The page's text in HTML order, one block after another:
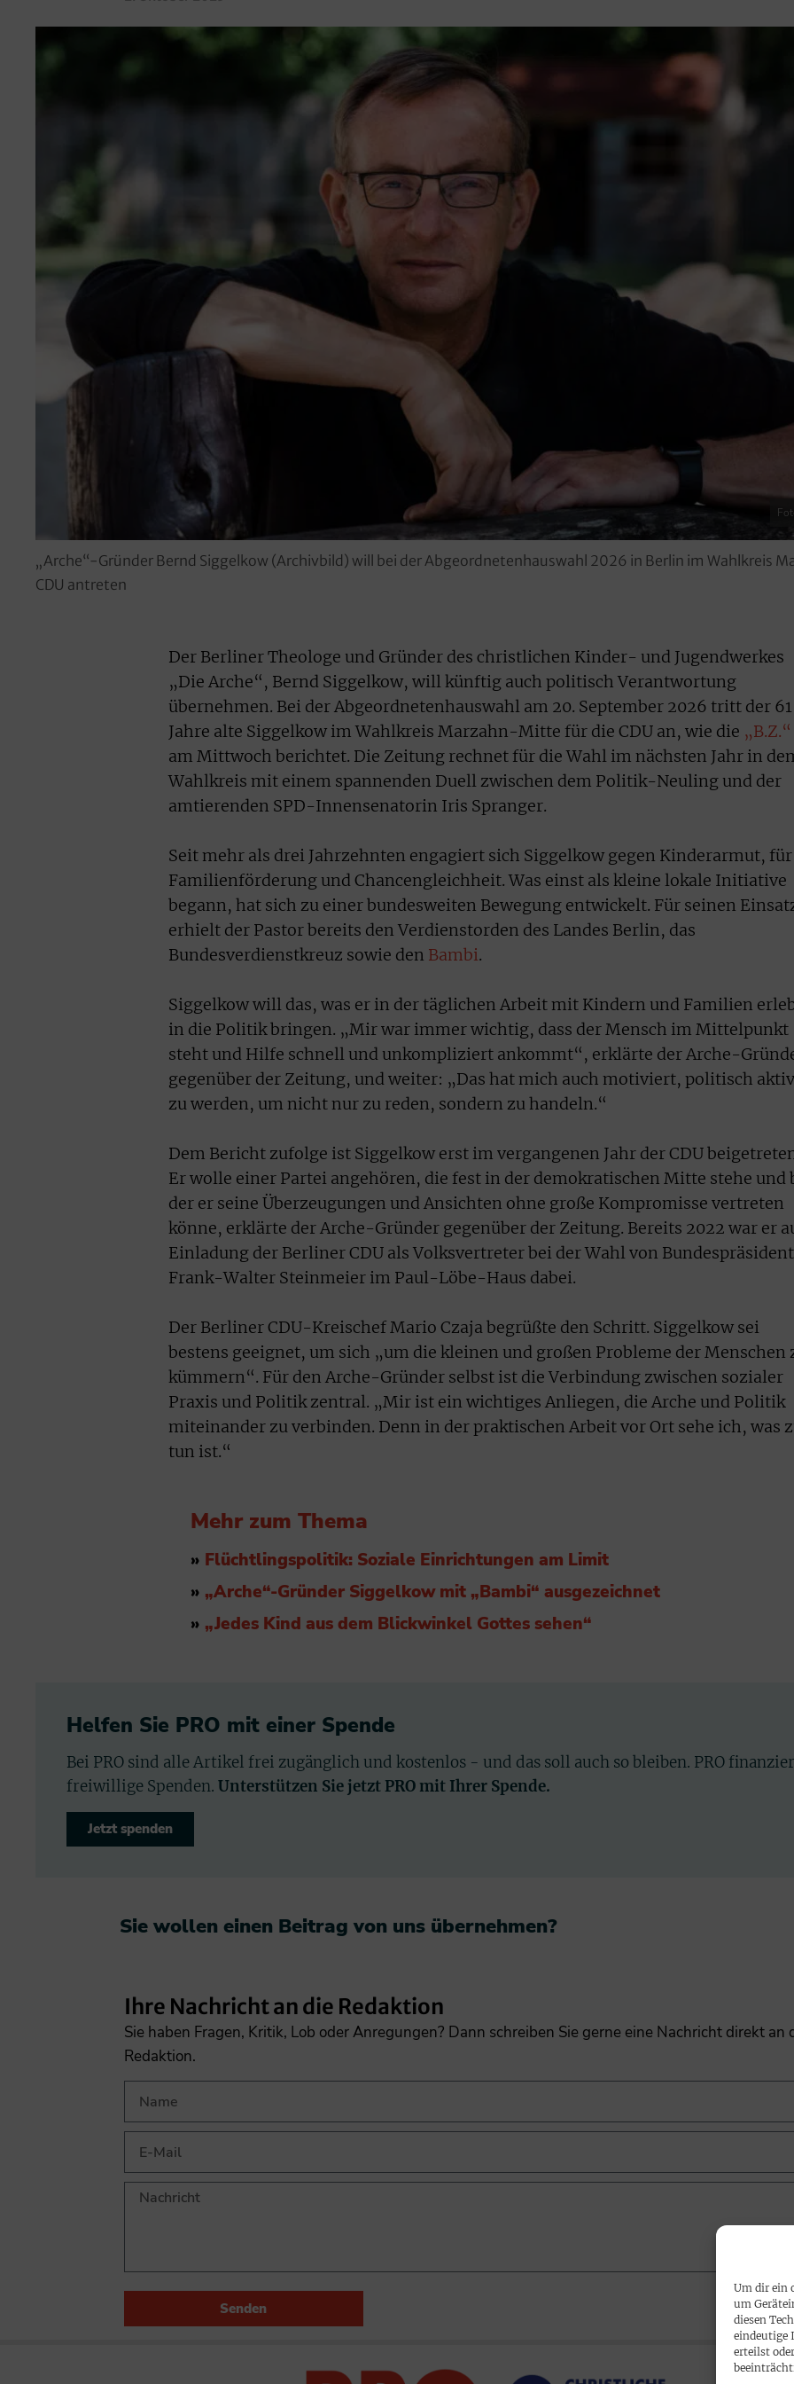
Um dir ein
um
diesen
eindeutige
erteilst
„Arche“-Gründer Bernd Siggelkow (Archivbild) will bei der Abgeordnetenhauswahl 2026 in Berlin im Wahlkreis
CDU antreten
Der Berliner Theologe und Gründer des christlichen Kinder- und Jugendwerkes
„Die Arche“, Bernd Siggelkow, will künftig auch politisch Verantwortung
übernehmen. Bei der Abgeordnetenhauswahl am 20. September 2026 tritt der 61
Jahre alte Siggelkow im Wahlkreis Marzahn-Mitte für die CDU an, wie die „B.Z.“
am Mittwoch berichtet. Die Zeitung rechnet für die Wahl im nächsten Jahr in
Wahlkreis mit einem spannenden Duell zwischen dem Politik-Neuling und der
amtierenden SPD-Innensenatorin Iris Spranger.
Seit mehr als drei Jahrzehnten engagiert sich Siggelkow gegen Kinderarmut, für
Familienförderung und Chancengleichheit. Was einst als kleine lokale Initiative
begann, hat sich zu einer bundesweiten Bewegung entwickelt. Für seinen
erhielt der Pastor bereits den Verdienstorden des Landes Berlin, das
Bundesverdienstkreuz sowie den Bambi.
Siggelkow will das, was er in der täglichen Arbeit mit Kindern und Familien
in die Politik bringen. „Mir war immer wichtig, dass der Mensch im Mittelpunkt
steht und Hilfe schnell und unkompliziert ankommt“, erklärte der Arche-
gegenüber der Zeitung, und weiter: „Das hat mich auch motiviert, politisch aktiv
zu werden, um nicht nur zu reden, sondern zu handeln.“
Dem Bericht zufolge ist Siggelkow erst im vergangenen Jahr der CDU
Er wolle einer Partei angehören, die fest in der demokratischen Mitte stehe und
der er seine Überzeugungen und Ansichten ohne große Kompromisse vertreten
könne, erklärte der Arche-Gründer gegenüber der Zeitung. Bereits 2022 war er
Einladung der Berliner CDU als Volksvertreter bei der Wahl von Bundespräsident
Frank-Walter Steinmeier im Paul-Löbe-Haus dabei.
Der Berliner CDU-Kreischef Mario Czaja begrüßte den Schritt. Siggelkow sei
bestens geeignet, um sich „um die kleinen und großen Probleme der Menschen
kümmern“. Für den Arche-Gründer selbst ist die Verbindung zwischen sozialer
Praxis und Politik zentral. „Mir ist ein wichtiges Anliegen, die Arche und Politik
miteinander zu verbinden. Denn in der praktischen Arbeit vor Ort sehe ich, was
tun ist.“
Mehr zum Thema
» Flüchtlingspolitik: Soziale Einrichtungen am Limit
» „Arche“-Gründer Siggelkow mit „Bambi“ ausgezeichnet
» „Jedes Kind aus dem Blickwinkel Gottes sehen“
Helfen Sie PRO mit einer Spende
Bei PRO sind alle Artikel frei zugänglich und kostenlos - und das soll auch so bleiben. PRO
freiwillige Spenden. Unterstützen Sie jetzt PRO mit Ihrer Spende.
Jetzt spenden
Sie wollen einen Beitrag von uns übernehmen?​
Ihre Nachricht an die Redaktion
Sie haben Fragen, Kritik, Lob oder Anregungen? Dann schreiben Sie gerne eine Nachricht direkt an
Redaktion.
Senden